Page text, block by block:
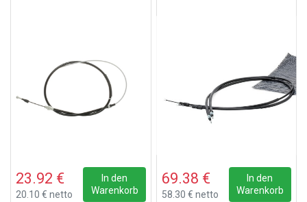
23.92 €
20.10 € netto
In den
Warenkorb
69.38 €
58.30 € netto
In den
Warenkorb